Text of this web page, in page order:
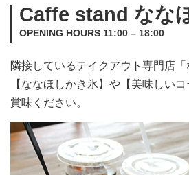
Caffe stand なな
OPENING HOURS 11:00 – 18:00
隣接しているテイクアウト専門店「
【ななほしかき氷】や【美味しい
賞味ください。